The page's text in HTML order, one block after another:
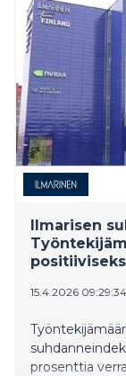
Ilmarisen
15.4.2026
prosenttia